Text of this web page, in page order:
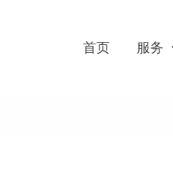
首页 服务